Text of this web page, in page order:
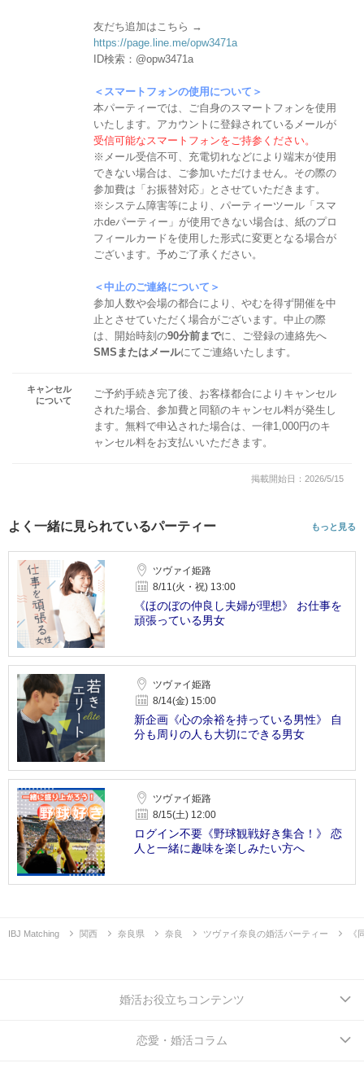
友だち追加はこちら →
https://page.line.me/opw3471a
ID検索：@opw3471a
＜スマートフォンの使用について＞
本パーティーでは、ご自身のスマートフォンを使用
いたします。アカウントに登録されているメールが
受信可能なスマートフォンをご持参ください。
※メール受信不可、充電切れなどにより端末が使用
できない場合は、ご参加いただけません。その際の
参加費は「お振替対応」とさせていただきます。
※システム障害等により、パーティーツール「スマ
ホdeパーティー」が使用できない場合は、紙のプロ
フィールカードを使用した形式に変更となる場合が
ございます。予めご了承ください。
＜中止のご連絡について＞
参加人数や会場の都合により、やむを得ず開催を中
止とさせていただく場合がございます。中止の際
は、開始時刻の90分前までに、ご登録の連絡先へ
SMSまたはメールにてご連絡いたします。
キャンセル
について
ご予約手続き完了後、お客様都合によりキャンセル
された場合、参加費と同額のキャンセル料が発生し
ます。無料で申込された場合は、一律1,000円のキ
ャンセル料をお支払いいただきます。
掲載開始日：2026/5/15
よく一緒に見られているパーティー もっと見る
ツヴァイ姫路
8/11(火・祝) 13:00
《ほのぼの仲良し夫婦が理想》 お仕事を
頑張っている男女
ツヴァイ姫路
8/14(金) 15:00
新企画《心の余裕を持っている男性》 自
分も周りの人も大切にできる男女
ツヴァイ姫路
8/15(土) 12:00
ログイン不要《野球観戦好き集合！》 恋
人と一緒に趣味を楽しみたい方へ
IBJ Matching 関西 奈良県 奈良 ツヴァイ奈良の婚活パーティー 《
婚活お役立ちコンテンツ
恋愛・婚活コラム